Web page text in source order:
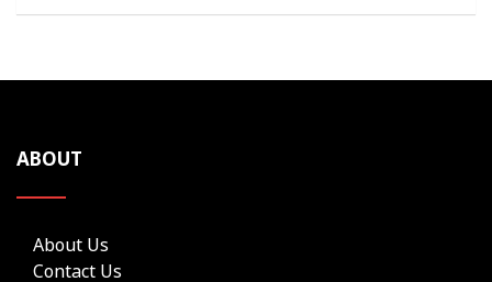
ABOUT
About Us
Contact Us